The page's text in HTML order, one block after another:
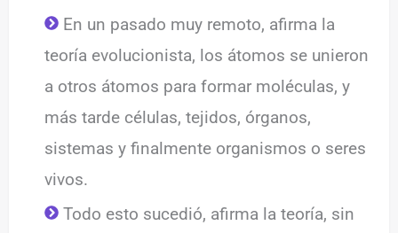
En un pasado muy remoto, afirma la
teoría evolucionista, los átomos se unieron
a otros átomos para formar moléculas, y
más tarde células, tejidos, órganos,
sistemas y finalmente organismos o seres
vivos.
Todo esto sucedió, afirma la teoría, sin